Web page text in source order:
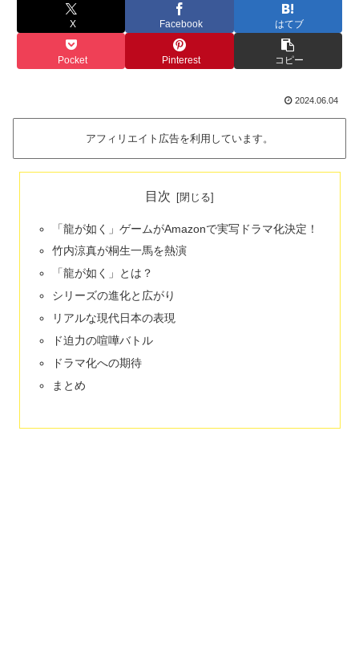
X Facebook はてブ
Pocket Pinterest コピー
2024.06.04
アフィリエイト広告を利用しています。
目次
「龍が如く」ゲームがAmazonで実写ドラマ化決定！
竹内涼真が桐生一馬を熱演
「龍が如く」とは？
シリーズの進化と広がり
リアルな現代日本の表現
ド迫力の喧嘩バトル
ドラマ化への期待
まとめ